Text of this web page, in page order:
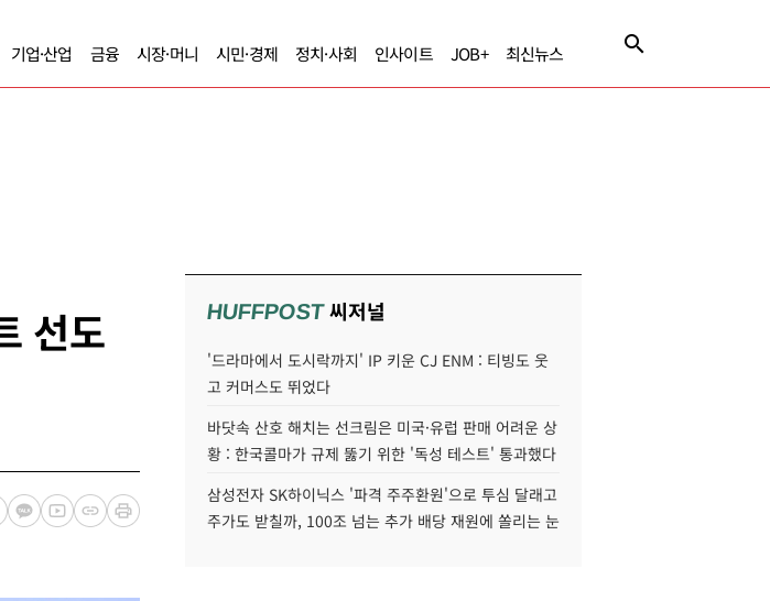
기업·산업 금융 시장·머니 시민·경제 정치·사회 인사이트 JOB+ 최신뉴스
선도
HUFFPOST씨저널
'드라마에서 도시락까지' IP 키운 CJ ENM : 티빙도 웃
고 커머스도 뛰었다
바닷속 산호 해치는 선크림은 미국·유럽 판매 어려운 상
황 : 한국콜마가 규제 뚫기 위한 '독성 테스트' 통과했다
삼성전자 SK하이닉스 '파격 주주환원'으로 투심 달래고
주가도 받칠까, 100조 넘는 추가 배당 재원에 쏠리는 눈